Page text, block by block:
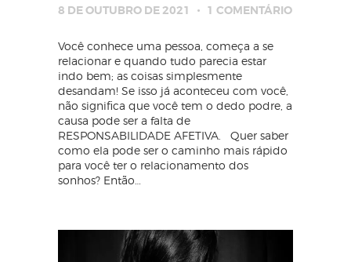
8 DE OUTUBRO DE 2021 1 COMENTÁRIO
Você conhece uma pessoa, começa a se
relacionar e quando tudo parecia estar
indo bem; as coisas simplesmente
desandam! Se isso já aconteceu com você,
não significa que você tem o dedo podre, a
causa pode ser a falta de
RESPONSABILIDADE AFETIVA. Quer saber
como ela pode ser o caminho mais rápido
para você ter o relacionamento dos
sonhos? Então…